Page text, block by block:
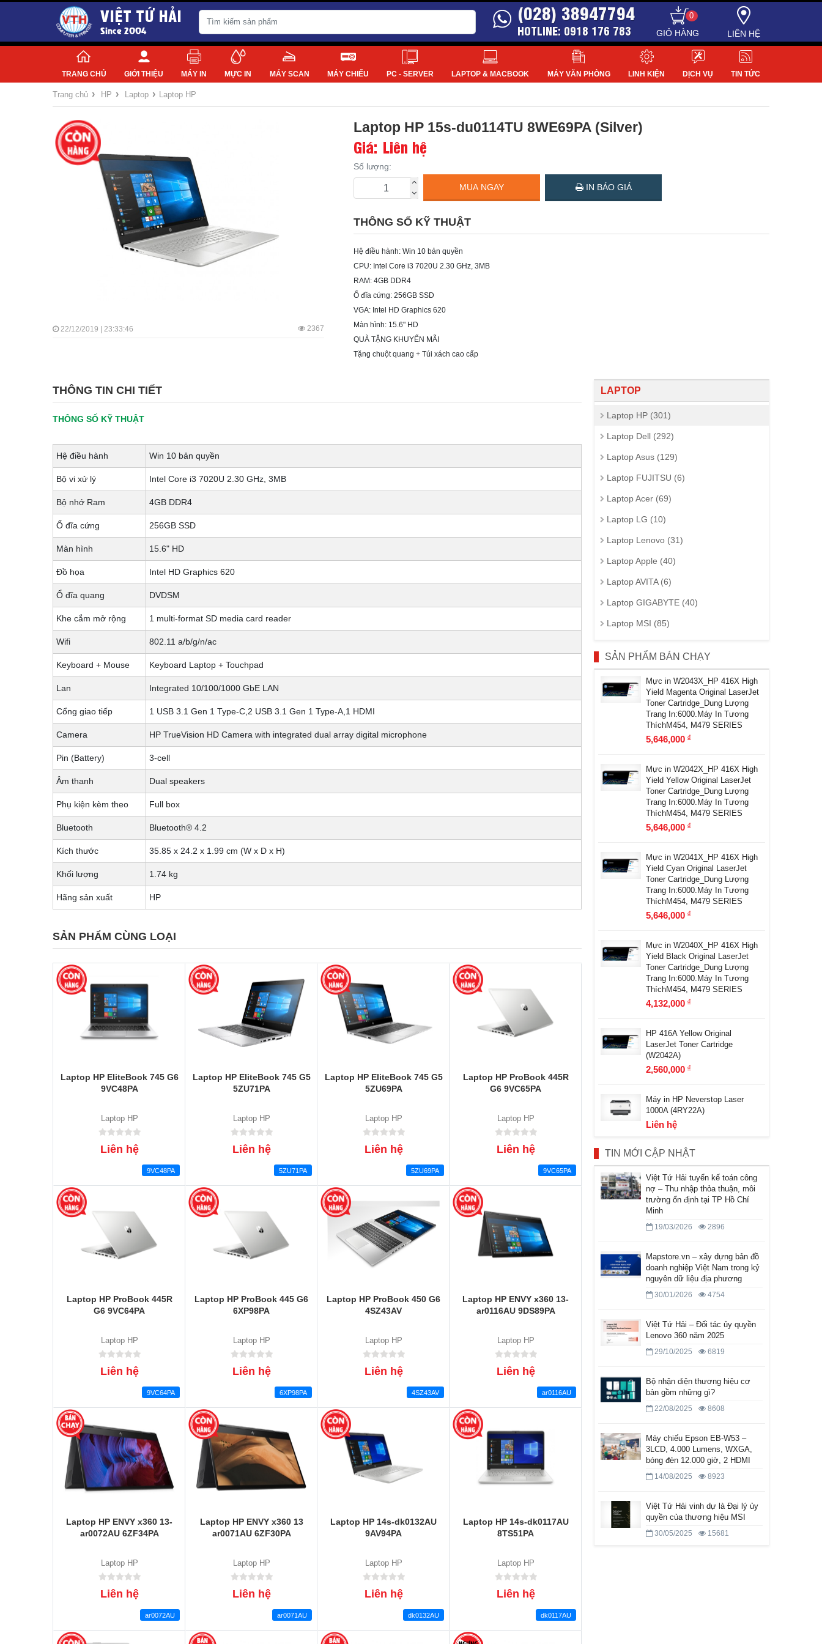
VIỆT TỨ HẢI
Since 2004
0
(028) 38947794
HOTLINE: 0918 176 783 LIÊN HỆ
TRANG CHỦ GIỚI THIỆU MÁY IN MỰC IN MÁY SCAN MÁY CHIẾU PC - SERVER LAPTOP & MACBOOK MÁY VĂN PHÒNG LINH KIỆN DỊCH VỤ TIN TỨC
Trang chủ › HP › Laptop › Laptop HP
22/12/2019 | 23:33:46 2367
Laptop HP 15s-du0114TU 8WE69PA (Silver)
Giá: Liên hệ
Số lượng:
MUA NGAY IN BÁO GIÁ
THÔNG SỐ KỸ THUẬT
Hệ điều hành: Win 10 bản quyền
CPU: Intel Core i3 7020U 2.30 GHz, 3MB
RAM: 4GB DDR4
Ổ đĩa cứng: 256GB SSD
VGA: Intel HD Graphics 620
Màn hình: 15.6" HD
QUÀ TẶNG KHUYẾN MÃI
Tặng chuột quang + Túi xách cao cấp
THÔNG TIN CHI TIẾT
THÔNG SỐ KỸ THUẬT
Hệ điều hành Win 10 bản quyền
Bộ vi xử lý Intel Core i3 7020U 2.30 GHz, 3MB
Bộ nhớ Ram 4GB DDR4
Ổ đĩa cứng 256GB SSD
Màn hình 15.6" HD
Đồ họa Intel HD Graphics 620
Ổ đĩa quang DVDSM
Khe cắm mở rộng 1 multi-format SD media card reader
Wifi 802.11 a/b/g/n/ac
Keyboard + Mouse Keyboard Laptop + Touchpad
Lan Integrated 10/100/1000 GbE LAN
Cổng giao tiếp 1 USB 3.1 Gen 1 Type-C,2 USB 3.1 Gen 1 Type-A,1 HDMI
Camera HP TrueVision HD Camera with integrated dual array digital microphone
Pin (Battery) 3-cell
Âm thanh Dual speakers
Phụ kiện kèm theo Full box
Bluetooth Bluetooth® 4.2
Kích thước 35.85 x 24.2 x 1.99 cm (W x D x H)
Khối lượng 1.74 kg
Hãng sản xuất HP
SẢN PHẨM CÙNG LOẠI
Laptop HP EliteBook 745 G6
9VC48PA
Laptop HP
Liên hệ
9VC48PA
Laptop HP EliteBook 745 G5
5ZU71PA
Laptop HP
Liên hệ
5ZU71PA
Laptop HP EliteBook 745 G5
5ZU69PA
Laptop HP
Liên hệ
5ZU69PA
Laptop HP ProBook 445R
G6 9VC65PA
Laptop HP
Liên hệ
9VC65PA
Laptop HP ProBook 445R
G6 9VC64PA
Laptop HP
Liên hệ
9VC64PA
Laptop HP ProBook 445 G6
6XP98PA
Laptop HP
Liên hệ
6XP98PA
Laptop HP ProBook 450 G6
4SZ43AV
Laptop HP
Liên hệ
4SZ43AV
Laptop HP ENVY x360 13-
ar0116AU 9DS89PA
Laptop HP
Liên hệ
ar0116AU
Laptop HP ENVY x360 13-
ar0072AU 6ZF34PA
Laptop HP
Liên hệ
ar0072AU
Laptop HP ENVY x360 13
ar0071AU 6ZF30PA
Laptop HP
Liên hệ
ar0071AU
Laptop HP 14s-dk0132AU
9AV94PA
Laptop HP
Liên hệ
dk0132AU
Laptop HP 14s-dk0117AU
8TS51PA
Laptop HP
Liên hệ
dk0117AU
LAPTOP
Laptop HP (301)
Laptop Dell (292)
Laptop Asus (129)
Laptop FUJITSU (6)
Laptop Acer (69)
Laptop LG (10)
Laptop Lenovo (31)
Laptop Apple (40)
Laptop AVITA (6)
Laptop GIGABYTE (40)
Laptop MSI (85)
SẢN PHẨM BÁN CHẠY
Mực in W2043X_HP 416X High
Yield Magenta Original LaserJet
Toner Cartridge_Dung Lượng
Trang In:6000.Máy In Tương
ThíchM454, M479 SERIES
5,646,000đ
Mực in W2042X_HP 416X High
Yield Yellow Original LaserJet
Toner Cartridge_Dung Lượng
Trang In:6000.Máy In Tương
ThíchM454, M479 SERIES
5,646,000đ
Mực in W2041X_HP 416X High
Yield Cyan Original LaserJet
Toner Cartridge_Dung Lượng
Trang In:6000.Máy In Tương
ThíchM454, M479 SERIES
5,646,000đ
Mực in W2040X_HP 416X High
Yield Black Original LaserJet
Toner Cartridge_Dung Lượng
Trang In:6000.Máy In Tương
ThíchM454, M479 SERIES
4,132,000đ
HP 416A Yellow Original
LaserJet Toner Cartridge
(W2042A)
2,560,000đ
Máy in HP Neverstop Laser
1000A (4RY22A)
Liên hệ
TIN MỚI CẬP NHẬT
Việt Tứ Hải tuyển kế toán công
nợ – Thu nhập thỏa thuận, môi
trường ổn định tại TP Hồ Chí
Minh
19/03/2026 2896
Mapstore.vn – xây dựng bản đồ
doanh nghiệp Việt Nam trong kỷ
nguyên dữ liệu địa phương
30/01/2026 4754
Việt Tứ Hải – Đối tác ủy quyền
Lenovo 360 năm 2025
29/10/2025 6819
Bộ nhận diện thương hiệu cơ
bản gồm những gì?
22/08/2025 8608
Máy chiếu Epson EB-W53 –
3LCD, 4.000 Lumens, WXGA,
bóng đèn 12.000 giờ, 2 HDMI
14/08/2025 8923
Việt Tứ Hải vinh dự là Đại lý ủy
quyền của thương hiệu MSI
30/05/2025 15681